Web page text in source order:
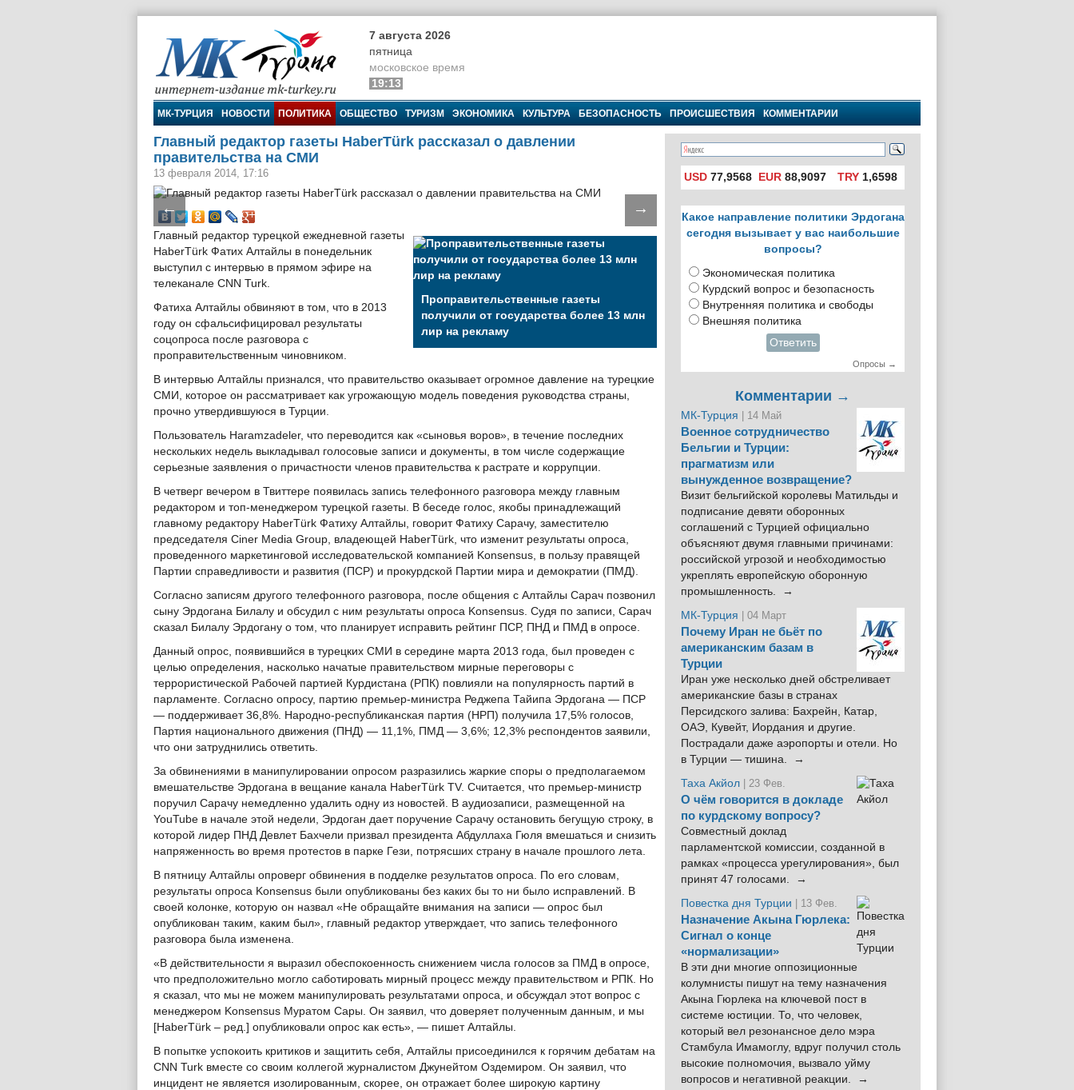
МК-Турция
7 августа 2026
пятница
московское время
19:13
МК-ТУРЦИЯ НОВОСТИ ПОЛИТИКА ОБЩЕСТВО ТУРИЗМ ЭКОНОМИКА КУЛЬТУРА БЕЗОПАСНОСТЬ ПРОИСШЕСТВИЯ КОММЕНТАРИИ
Главный редактор газеты HaberTürk рассказал о давлении
правительства на СМИ
13 февраля 2014, 17:16
← →
Проправительственные газеты
получили от государства более 13 млн
лир на рекламу
Главный редактор турецкой ежедневной газеты
HaberTürk Фатих Алтайлы в понедельник
выступил с интервью в прямом эфире на
телеканале CNN Turk.
Фатиха Алтайлы обвиняют в том, что в 2013
году он сфальсифицировал результаты
соцопроса после разговора с
проправительственным чиновником.
В интервью Алтайлы признался, что правительство оказывает огромное давление на турецкие
СМИ, которое он рассматривает как угрожающую модель поведения руководства страны,
прочно утвердившуюся в Турции.
Пользователь Haramzadeler, что переводится как «сыновья воров», в течение последних
нескольких недель выкладывал голосовые записи и документы, в том числе содержащие
серьезные заявления о причастности членов правительства к растрате и коррупции.
В четверг вечером в Твиттере появилась запись телефонного разговора между главным
редактором и топ-менеджером турецкой газеты. В беседе голос, якобы принадлежащий
главному редактору HaberTürk Фатиху Алтайлы, говорит Фатиху Сарачу, заместителю
председателя Ciner Media Group, владеющей HaberTürk, что изменит результаты опроса,
проведенного маркетинговой исследовательской компанией Konsensus, в пользу правящей
Партии справедливости и развития (ПСР) и прокурдской Партии мира и демократии (ПМД).
Согласно записям другого телефонного разговора, после общения с Алтайлы Сарач позвонил
сыну Эрдогана Билалу и обсудил с ним результаты опроса Konsensus. Судя по записи, Сарач
сказал Билалу Эрдогану о том, что планирует исправить рейтинг ПСР, ПНД и ПМД в опросе.
Данный опрос, появившийся в турецких СМИ в середине марта 2013 года, был проведен с
целью определения, насколько начатые правительством мирные переговоры с
террористической Рабочей партией Курдистана (РПК) повлияли на популярность партий в
парламенте. Согласно опросу, партию премьер-министра Реджепа Тайипа Эрдогана — ПСР
— поддерживает 36,8%. Народно-республиканская партия (НРП) получила 17,5% голосов,
Партия национального движения (ПНД) — 11,1%, ПМД — 3,6%; 12,3% респондентов заявили,
что они затруднились ответить.
За обвинениями в манипулировании опросом разразились жаркие споры о предполагаемом
вмешательстве Эрдогана в вещание канала HaberTürk TV. Считается, что премьер-министр
поручил Сарачу немедленно удалить одну из новостей. В аудиозаписи, размещенной на
YouTube в начале этой недели, Эрдоган дает поручение Сарачу остановить бегущую строку, в
которой лидер ПНД Девлет Бахчели призвал президента Абдуллаха Гюля вмешаться и снизить
напряженность во время протестов в парке Гези, потрясших страну в начале прошлого лета.
В пятницу Алтайлы опроверг обвинения в подделке результатов опроса. По его словам,
результаты опроса Konsensus были опубликованы без каких бы то ни было исправлений. В
своей колонке, которую он назвал «Не обращайте внимания на записи — опрос был
опубликован таким, каким был», главный редактор утверждает, что запись телефонного
разговора была изменена.
«В действительности я выразил обеспокоенность снижением числа голосов за ПМД в опросе,
что предположительно могло саботировать мирный процесс между правительством и РПК. Но
я сказал, что мы не можем манипулировать результатами опроса, и обсуждал этот вопрос с
менеджером Konsensus Муратом Сары. Он заявил, что доверяет полученным данным, и мы
[HaberTürk – ред.] опубликовали опрос как есть», — пишет Алтайлы.
В попытке успокоить критиков и защитить себя, Алтайлы присоединился к горячим дебатам на
CNN Turk вместе со своим коллегой журналистом Джунейтом Оздемиром. Он заявил, что
инцидент не является изолированным, скорее, он отражает более широкую картину
USD 77,9568 EUR 88,9097 TRY1,6598
Какое направление политики Эрдогана
сегодня вызывает у вас наибольшие
вопросы?
Экономическая политика
Курдский вопрос и безопасность
Внутренняя политика и свободы
Внешняя политика
Ответить
Опросы →
Комментарии →
МК-Турция | 14 Май
Военное сотрудничество
Бельгии и Турции:
прагматизм или
вынужденное возвращение?
Визит бельгийской королевы Матильды и
подписание девяти оборонных
соглашений с Турцией официально
объясняют двумя главными причинами:
российской угрозой и необходимостью
укреплять европейскую оборонную
промышленность. →
МК-Турция
| 04 Март
Почему Иран не бьёт по
американским базам в
Турции
Иран уже несколько дней обстреливает
американские базы в странах
Персидского залива: Бахрейн, Катар,
ОАЭ, Кувейт, Иордания и другие.
Пострадали даже аэропорты и отели. Но
в Турции — тишина. →
Таха Акйол | 23 Фев.
О чём говорится в докладе
по курдскому вопросу?
Совместный доклад
парламентской комиссии, созданной в
рамках «процесса урегулирования», был
принят 47 голосами. →
Повестка дня Турции
| 13 Фев.
Назначение Акына Гюрлека:
Сигнал о конце
«нормализации»
В эти дни многие оппозиционные
колумнисты пишут на тему назначения
Акына Гюрлека на ключевой пост в
системе юстиции. То, что человек,
который вел резонансное дело мэра
Стамбула Имамоглу, вдруг получил столь
высокие полномочия, вызвало уйму
вопросов и негативной реакции. →